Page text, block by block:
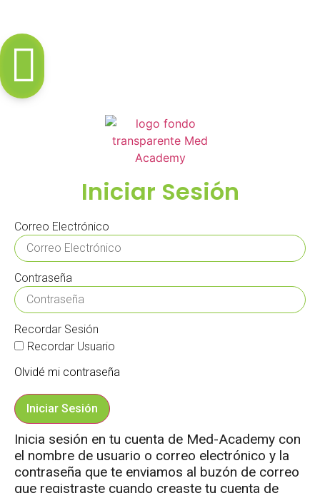
Iniciar Sesión
Correo Electrónico
Contraseña
Recordar Sesión
Recordar Usuario
Olvidé mi contraseña
Iniciar Sesión
Inicia sesión en tu cuenta de Med-Academy con
el nombre de usuario o correo electrónico y la
contraseña que te enviamos al buzón de correo
que registraste cuando creaste tu cuenta de